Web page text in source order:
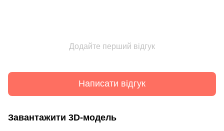
Додайте перший відгук
Написати відгук
Завантажити 3D-модель